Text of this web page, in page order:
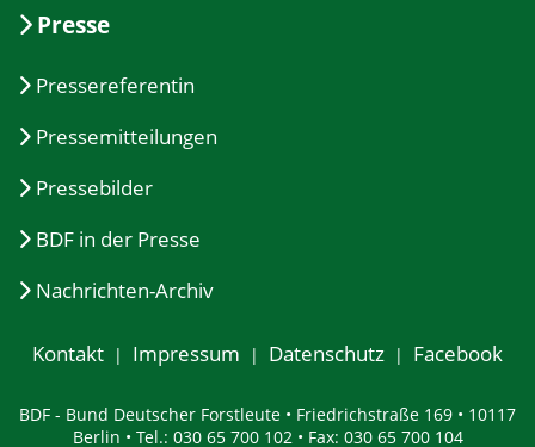
Presse
Pressereferentin
Pressemitteilungen
Pressebilder
BDF in der Presse
Nachrichten-Archiv
Kontakt Impressum Datenschutz Facebook
BDF - Bund Deutscher Forstleute • Friedrichstraße 169 • 10117
Berlin • Tel.: 030 65 700 102 • Fax: 030 65 700 104